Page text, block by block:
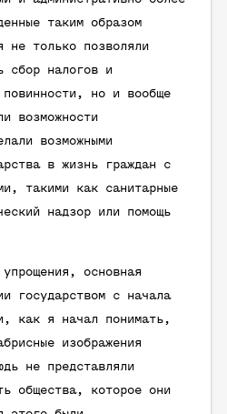
таким образом
не только позволяли
сбор налогов и
повинности, но и вообще
возможности
возможными
в жизнь граждан с
такими как санитарные
надзор или помощь
основная
государством с начала
как я начал понимать,
изображения
не представляли
общества, которое они